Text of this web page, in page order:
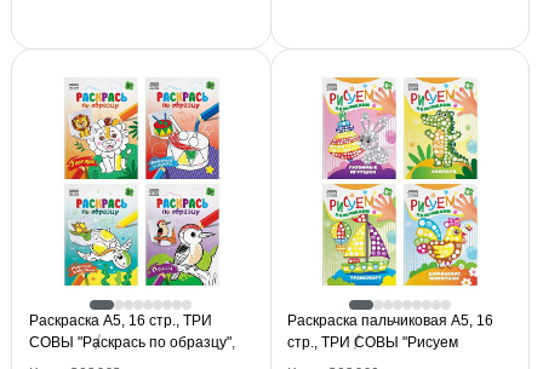
Раскраска А5, 16 стр., ТРИ
СОВЫ "Раскрась по образцу",
Раскраска пальчиковая А5, 16
стр., ТРИ СОВЫ "Рисуем